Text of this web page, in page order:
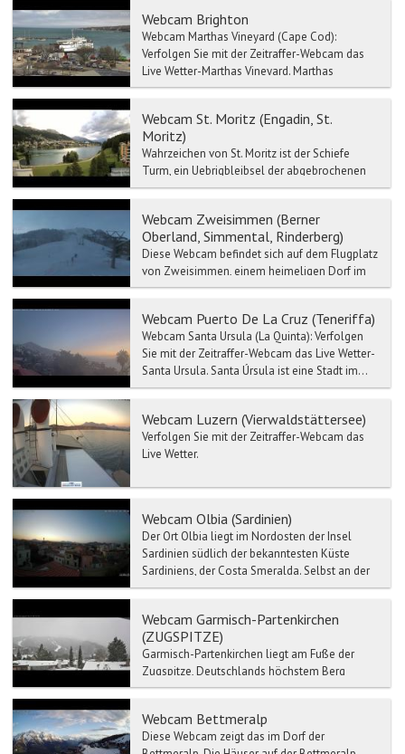
Webcam Brighton
Webcam Marthas Vineyard (Cape Cod):
Verfolgen Sie mit der Zeitraffer-Webcam das
Live Wetter-Marthas Vineyard. Marthas
Vineyard ist In...
Webcam St. Moritz (Engadin, St.
Moritz)
Wahrzeichen von St. Moritz ist der Schiefe
Turm, ein Uebrigbleibsel der abgebrochenen
Mauritiuskirche aus der Zeit um 1500. Im
Webcam Zweisimmen (Berner
Oberland, Simmental, Rinderberg)
Diese Webcam befindet sich auf dem Flugplatz
von Zweisimmen, einem heimeligen Dorf im
Berner Oberland. Zweisimmen bildet das Tor
Webcam Puerto De La Cruz (Teneriffa)
Webcam Santa Ursula (La Quinta): Verfolgen
Sie mit der Zeitraffer-Webcam das Live Wetter-
Santa Ursula. Santa Úrsula ist eine Stadt im...
Webcam Luzern (Vierwaldstättersee)
Verfolgen Sie mit der Zeitraffer-Webcam das
Live Wetter.
Webcam Olbia (Sardinien)
Der Ort Olbia liegt im Nordosten der Insel
Sardinien südlich der bekanntesten Küste
Sardiniens, der Costa Smeralda. Selbst an der
Haupteinkaufsstra...
Webcam Garmisch-Partenkirchen
(ZUGSPITZE)
Garmisch-Partenkirchen liegt am Fuße der
Zugspitze, Deutschlands höchstem Berg
(2.962 m) und ist einer der bedeutendsten
Webcam Bettmeralp
Diese Webcam zeigt das im Dorf der